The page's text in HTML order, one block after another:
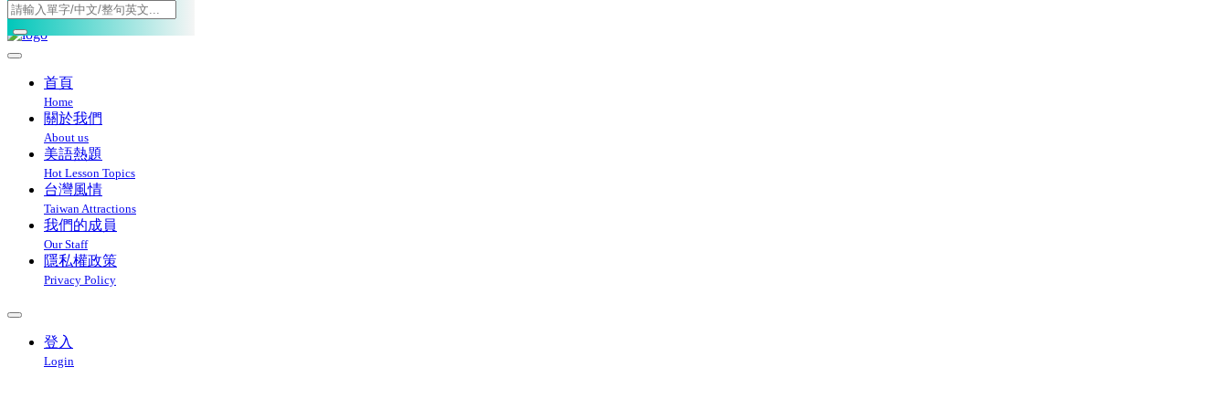
Toggle navigation
首頁
Home
關於我們
About us
美語熱題
Hot Lesson Topics
台灣風情
Taiwan Attractions
我們的成員
Our Staff
隱私權政策
Privacy Policy
登入
Login